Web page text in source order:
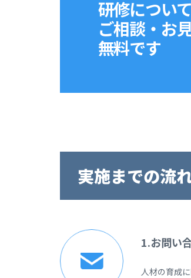
研修につい
ご相談・お
無料です
実施までの流
1.お問い
人材の育成